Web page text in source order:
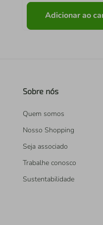
Adicionar ao
Sobre nós
Quem somos
Nosso Shopping
Seja associado
Trabalhe conosco
Sustentabilidade